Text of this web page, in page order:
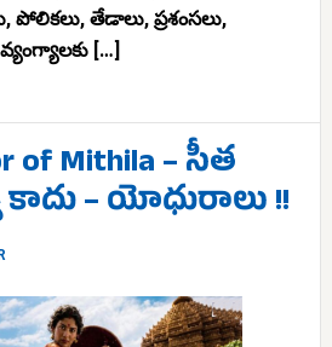
పోలికలు, తేడాలు, ప్రశంసలు,
[…]
of Mithila – సీత
కాదు – యోధురాలు !!